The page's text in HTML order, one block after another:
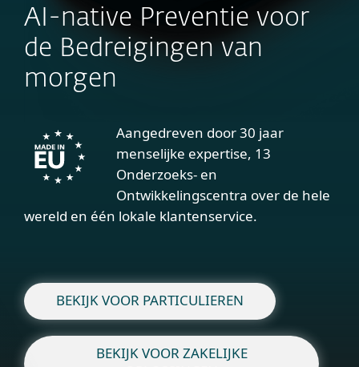
AI-native Preventie voor
de Bedreigingen van
morgen
Aangedreven door 30 jaar
menselijke expertise, 13
Onderzoeks- en
Ontwikkelingscentra over de hele
wereld en één lokale klantenservice.
BEKIJK VOOR PARTICULIEREN
BEKIJK VOOR ZAKELIJKE